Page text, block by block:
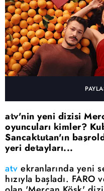
atv'nin yeni dizisi
oyuncuları kimler?
Sancaktutan'ın
yeri detayları...
atv ekranlarında yeni
hızıyla başladı. FARO